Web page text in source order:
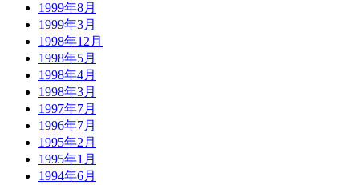
1999年8月
1999年3月
1998年12月
1998年5月
1998年4月
1998年3月
1997年7月
1996年7月
1995年2月
1995年1月
1994年6月